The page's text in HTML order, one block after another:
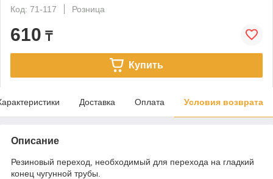
Код: 71-117
Розница
610 ₸
Купить
Доставка Оплата Условия возврата
Описание
Резиновый переход, необходимый для перехода на гладкий
конец чугунной трубы.